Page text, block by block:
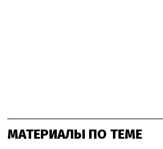
МАТЕРИАЛЫ ПО ТЕМЕ